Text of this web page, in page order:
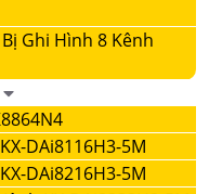
Ghi Hình 8 Kênh
DAi8116H3-5M
DAi8216H3-5M